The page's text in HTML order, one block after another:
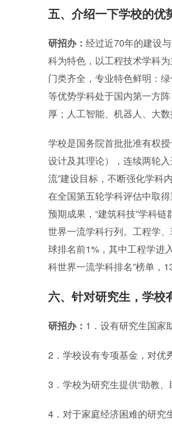
五、介绍一下学校的优
研招办： 经过近70年的建设
科为特色，以工程技术学科
门类齐全，专业特色鲜明：
等优势学科处于国内第一方
厚；人工智能、机器人、大
学校是国务院首批批准有权
设计及其理论），连续两轮
流”建设目标，不断强化学科
在全国第五轮学科评估中取
预期成果，“建筑科技”学科
世界一流学科行列。工程学
球排名前1%，其中工程学进
科世界一流学科排名”榜单，
六、针对研究生，学校
研招办： 1．设有研究生国家
2．学校设有专项基金，对优
3．学校为研究生提供“助教、
4．对于家庭经济困难的研究